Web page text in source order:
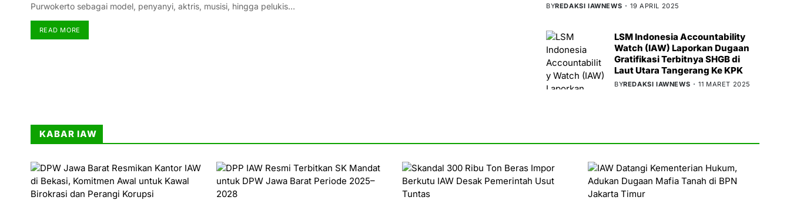
Purwokerto sebagai model, penyanyi, aktris, musisi, hingga pelukis…
READ MORE
BYREDAKSI IAWNEWS 19 APRIL 2025
LSM Indonesia Accountability
Watch (IAW) Laporkan Dugaan
Gratifikasi Terbitnya SHGB di
Laut Utara Tangerang Ke KPK
BYREDAKSI IAWNEWS 11 MARET 2025
KABAR IAW